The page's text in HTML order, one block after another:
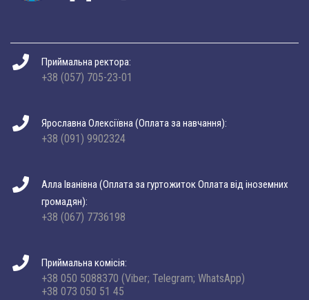
Приймальна ректора:
+38 (057) 705-23-01
Ярославна Олексіївна (Оплата за навчання):
+38 (091) 9902324
Алла Іванівна (Оплата за гуртожиток Оплата від іноземних
громадян):
+38 (067) 7736198
Приймальна комісія:
+38 050 5088370 (Viber; Telegram; WhatsApp)
+38 073 050 51 45